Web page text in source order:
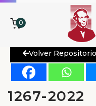
0
Volver Repositorio
1267-2022